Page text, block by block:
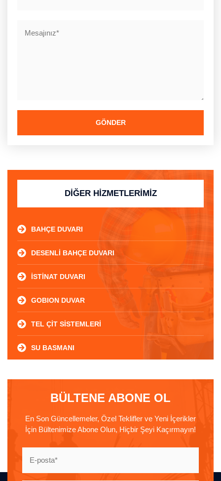
GÖNDER
DİĞER HİZMETLERİMİZ
BAHÇE DUVARI
DESENLİ BAHÇE DUVARI
İSTİNAT DUVARI
GOBION DUVAR
TEL ÇİT SİSTEMLERİ
SU BASMANI
BÜLTENE ABONE OL
En Son Güncellemeler, Özel Teklifler ve Yeni İçerikler
İçin Bültenimize Abone Olun, Hiçbir Şeyi Kaçırmayın!